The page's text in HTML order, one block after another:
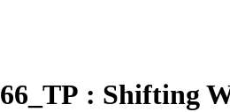
: Shifting